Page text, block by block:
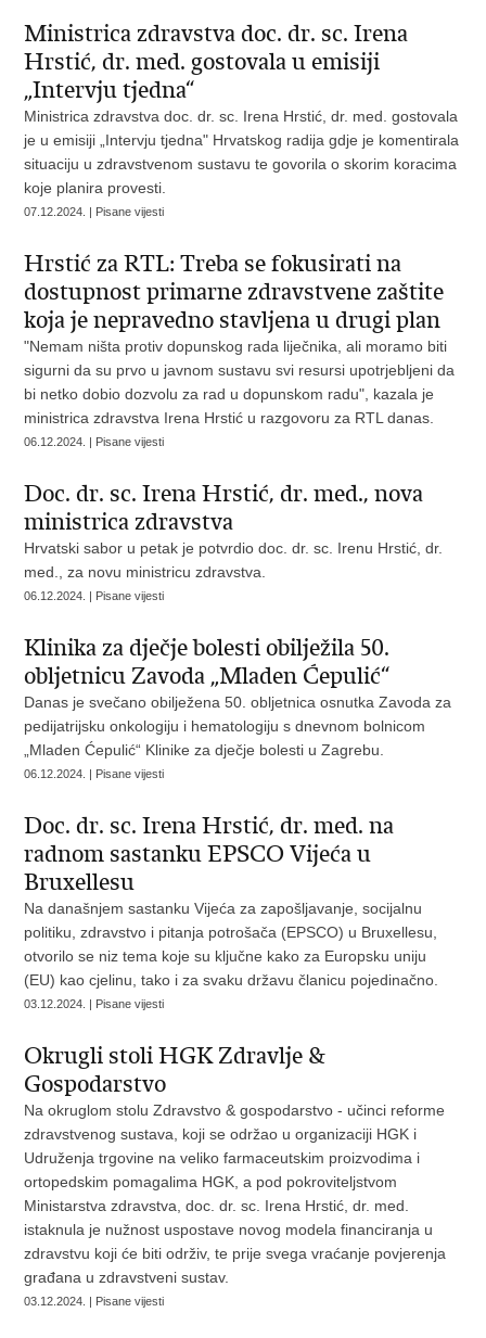
Ministrica zdravstva doc. dr. sc. Irena
Hrstić, dr. med. gostovala u emisiji
„Intervju tjedna“
Ministrica zdravstva doc. dr. sc. Irena Hrstić, dr. med. gostovala
je u emisiji „Intervju tjedna" Hrvatskog radija gdje je komentirala
situaciju u zdravstvenom sustavu te govorila o skorim koracima
koje planira provesti.
07.12.2024. | Pisane vijesti
Hrstić za RTL: Treba se fokusirati na
dostupnost primarne zdravstvene zaštite
koja je nepravedno stavljena u drugi plan
"Nemam ništa protiv dopunskog rada liječnika, ali moramo biti
sigurni da su prvo u javnom sustavu svi resursi upotrjebljeni da
bi netko dobio dozvolu za rad u dopunskom radu", kazala je
ministrica zdravstva Irena Hrstić u razgovoru za RTL danas.
06.12.2024. | Pisane vijesti
Doc. dr. sc. Irena Hrstić, dr. med., nova
ministrica zdravstva
Hrvatski sabor u petak je potvrdio doc. dr. sc. Irenu Hrstić, dr.
med., za novu ministricu zdravstva.
06.12.2024. | Pisane vijesti
Klinika za dječje bolesti obilježila 50.
obljetnicu Zavoda „Mladen Ćepulić“
Danas je svečano obilježena 50. obljetnica osnutka Zavoda za
pedijatrijsku onkologiju i hematologiju s dnevnom bolnicom
„Mladen Ćepulić“ Klinike za dječje bolesti u Zagrebu.
06.12.2024. | Pisane vijesti
Doc. dr. sc. Irena Hrstić, dr. med. na
radnom sastanku EPSCO Vijeća u
Bruxellesu
Na današnjem sastanku Vijeća za zapošljavanje, socijalnu
politiku, zdravstvo i pitanja potrošača (EPSCO) u Bruxellesu,
otvorilo se niz tema koje su ključne kako za Europsku uniju
(EU) kao cjelinu, tako i za svaku državu članicu pojedinačno.
03.12.2024. | Pisane vijesti
Okrugli stoli HGK Zdravlje &
Gospodarstvo
Na okruglom stolu Zdravstvo & gospodarstvo - učinci reforme
zdravstvenog sustava, koji se održao u organizaciji HGK i
Udruženja trgovine na veliko farmaceutskim proizvodima i
ortopedskim pomagalima HGK, a pod pokroviteljstvom
Ministarstva zdravstva, doc. dr. sc. Irena Hrstić, dr. med.
istaknula je nužnost uspostave novog modela financiranja u
zdravstvu koji će biti održiv, te prije svega vraćanje povjerenja
građana u zdravstveni sustav.
03.12.2024. | Pisane vijesti